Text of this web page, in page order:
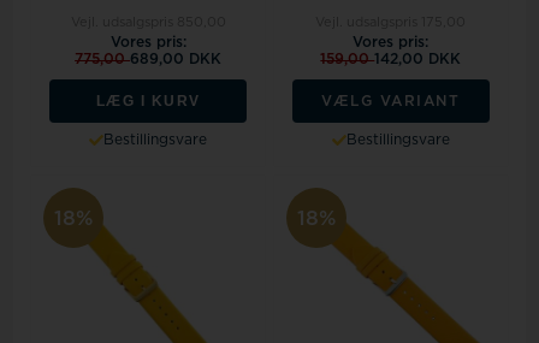
Vores pris:
775,00689,00 DKK
LÆG I KURV
Bestillingsvare
Vores pris:
159,00142,00 DKK
VÆLG VARIANT
Bestillingsvare
18% 18%